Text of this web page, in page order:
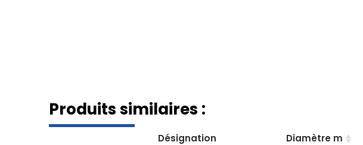
Produits similaires :
Désignation Diamètre m